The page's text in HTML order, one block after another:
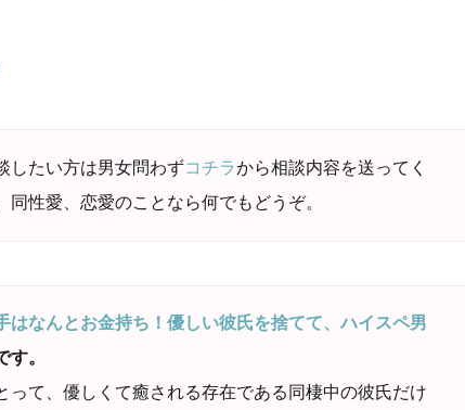
したい方は男女問わずコチラから相談内容を送ってく
同性愛、恋愛のことなら何でもどうぞ。
はなんとお金持ち！優しい彼氏を捨てて、ハイスペ男
す。
って、優しくて癒される存在である同棲中の彼氏だけ